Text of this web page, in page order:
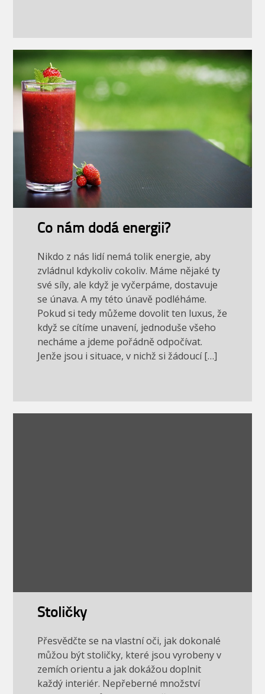
Co nám dodá energii?
Nikdo z nás lidí nemá tolik energie, aby
zvládnul kdykoliv cokoliv. Máme nějaké ty
své síly, ale když je vyčerpáme, dostavuje
se únava. A my této únavě podléháme.
Pokud si tedy můžeme dovolit ten luxus, že
když se cítíme unavení, jednoduše všeho
necháme a jdeme pořádně odpočívat.
Jenže jsou i situace, v nichž si žádoucí […]
Stoličky
Přesvědčte se na vlastní oči, jak dokonalé
můžou být stoličky, které jsou vyrobeny v
zemích orientu a jak dokážou doplnit
každý interiér. Nepřeberné množství